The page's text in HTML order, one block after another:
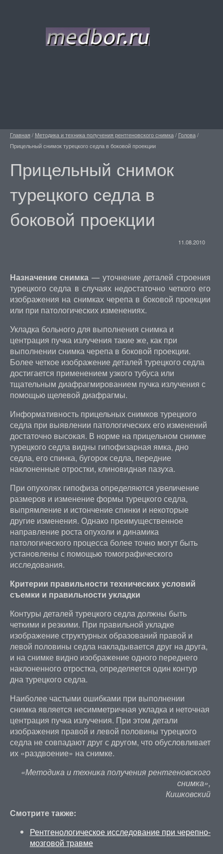
Главная / Методика и техника получения рентгеновского снимка/ Голова/
Прицельный снимок турецкого седла в боковой проекции
Прицельный снимок
турецкого седла в
боковой проекции
11.08.2010
Назначение снимка— уточнение деталей строения
турецкого седла в случаях недостаточно четкого его
изображения на снимках черепа в боковой проекции
или при патологических изменениях.
Укладка больного для выполнения снимка и
центрация пучка излучения такие же, как при
выполнении снимка черепа в боковой проекции.
Более четкое изображение деталей турецкого седла
достигается применением узкого тубуса или
тщательным диафрагмированием пучка излучения с
помощью щелевой диафрагмы.
Информативность прицельных снимков турецкого
седла при выявлении патологических его изменений
достаточно высокая. В норме на прицельном снимке
турецкого седла видны гипофизарная ямка, дно
седла, его спинка, бугорок седла, передние
наклоненные отростки, клиновидная пазуха.
При опухолях гипофиза определяются увеличение
размеров и изменение формы турецкого седла,
выпрямление и истончение спинки и некоторые
другие изменения. Однако преимущественное
направление роста опухоли и динамика
патологического процесса более точно могут быть
установлены с помощью томографического
исследования.
Критерии правильности технических условий
съемки и правильности укладки
Контуры деталей турецкого седла должны быть
четкими и резкими. При правильной укладке
изображение структурных образований правой и
левой половины седла накладывается друг на друга,
и на снимке видно изображение одного переднего
наклоненного отростка, определяется один контур
дна турецкого седла.
Наиболее частыми ошибками при выполнении
снимка является несимметричная укладка и неточная
центрация пучка излучения. При этом детали
изображения правой и левой половины турецкого
седла не совпадают друг с другом, что обусловливает
их «раздвоение» на снимке.
«Методика и техника получения рентгеновского
снимка»,
Кишковский
Смотрите также:
Рентгенологическое исследование при черепно-
мозговой травме